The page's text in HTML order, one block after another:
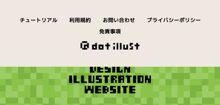
チュートリアル 利用規約 お問い合わせ
プライバシーポリシー
免責事項